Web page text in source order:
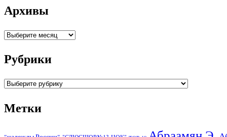
Архивы
Архивы
Рубрики
Рубрики
Метки